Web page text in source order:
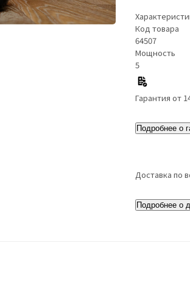
Код товара
64507
Мощность
5
Гарантия от
Подробнее о
Доставка по
Подробнее о